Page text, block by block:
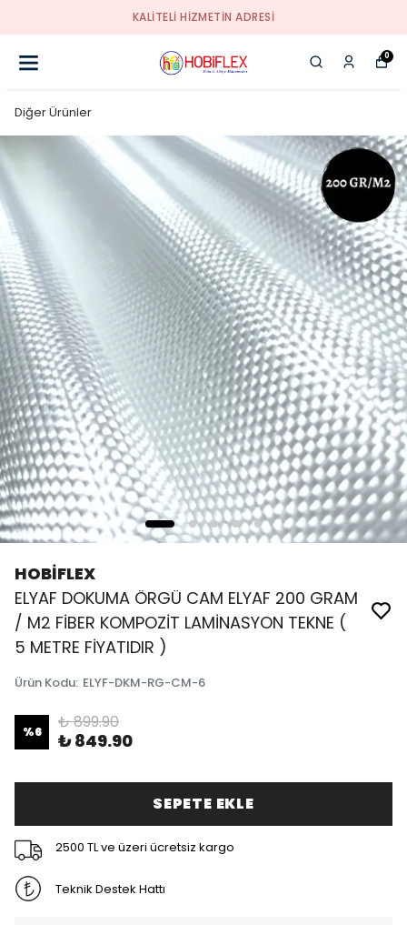
KALİTELİ HİZMETİN ADRESİ
0
Diğer Ürünler
HOBİFLEX
ELYAF DOKUMA ÖRGÜ CAM ELYAF 200 GRAM
/ M2 FİBER KOMPOZİT LAMİNASYON TEKNE (
5 METRE FİYATIDIR )
Ürün Kodu: ELYF-DKM-RG-CM-6
%6 ₺ 899.90
₺ 849.90
SEPETE EKLE
2500 TL ve üzeri ücretsiz kargo
Teknik Destek Hattı